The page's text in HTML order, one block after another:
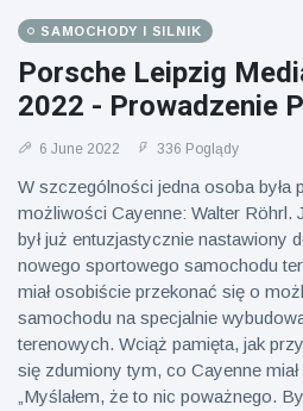
nizinne w
brytyjskim
zoo od 14 lat
Mężczyzna z
Florydy
aresztowany
po odpaleniu
fajerwerków
z jadącego
samochodu
16 July
173
Poglądy
SAMOCHODY I SILNIK
Porsche Leipzig
2022 - Prowadzenie
6 June 2022 336 Poglądy
W szczególności jedna osoba była
możliwości Cayenne: Walter Röhrl.
był już entuzjastycznie nastawiony
nowego sportowego samochodu
miał osobiście przekonać się o
samochodu na specjalnie
terenowych. Wciąż pamięta, jak
się zdumiony tym, co Cayenne
„Myślałem, że to nic poważnego.